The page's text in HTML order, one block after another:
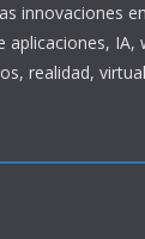
innovaciones
IA,
realidad,